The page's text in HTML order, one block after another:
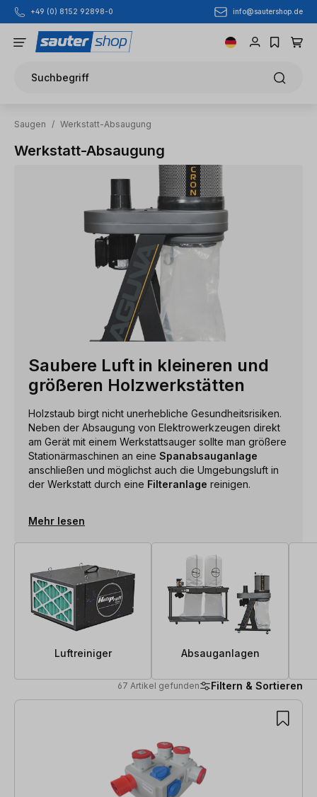
Zum Hauptinhalt springen
+49 (0) 8152 92898-0 info@sautershop.de
Suchbegriff
Saugen / Werkstatt-Absaugung
Werkstatt-Absaugung
Saubere Luft in kleineren und
größeren Holzwerkstätten
Holzstaub birgt nicht unerhebliche Gesundheitsrisiken.
Neben der Absaugung von Elektrowerkzeugen direkt
am Gerät mit einem Werkstattsauger sollte man größere
Stationärmaschinen an eine Spanabsauganlage
anschließen und möglichst auch die Umgebungsluft in
der Werkstatt durch eine Filteranlage reinigen.
Mehr lesen
Luftreiniger Absauganlagen
67 Artikel gefunden Filtern & Sortieren
67 Artikel gefunden